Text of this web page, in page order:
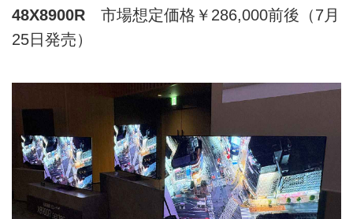
48X8900R 市場想定価格￥286,000前後（7月
25日発売）